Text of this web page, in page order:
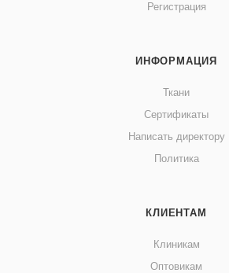
Регистрация
ИНФОРМАЦИЯ
Ткани
Сертификаты
Написать директору
Политика
КЛИЕНТАМ
Клиникам
Оптовикам